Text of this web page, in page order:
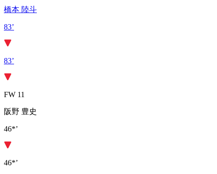
橋本 陸斗
83’
83’
FW 11
阪野 豊史
46*’
46*’